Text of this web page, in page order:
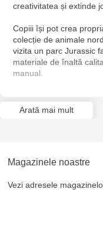
creativitatea și extinde
Copiii își pot crea
colecție de animale
vizita un parc Jurassic
materiale de înaltă
manual.
Arată mai mult
Magazinele noastre
Vezi adresele